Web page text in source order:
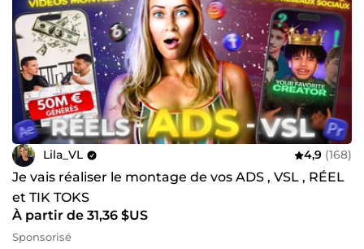
Lila_VL 4,9 (168)
Je vais réaliser le montage de vos ADS , VSL , RÉEL
et TIK TOKS
À partir de 31,36 $US
Sponsorisé